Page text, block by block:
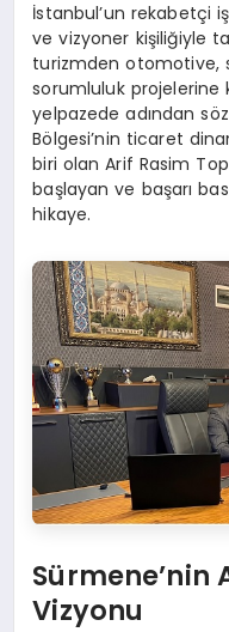
İstanbul’un rekabetçi
ve vizyoner kişiliğiyle
turizmden otomotive,
sorumluluk projelerine
yelpazede adından
Bölgesi’nin ticaret
biri olan Arif Rasim
başlayan ve başarı
hikaye.
Sürmene’nin
Vizyonu